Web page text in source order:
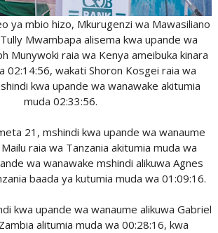
ya mbio hizo, Mkurugenzi wa Mawasiliano
Mwambapa alisema kwa upande wa
Munywoki raia wa Kenya ameibuka kinara
02:14:56, wakati Shoron Kosgei raia wa
kwa upande wa wanawake akitumia
muda 02:33:56.
21, mshindi kwa upande wa wanaume
raia wa Tanzania akitumia muda wa
wa wanawake mshindi alikuwa Agnes
baada ya kutumia muda wa 01:09:16.
kwa upande wa wanaume alikuwa Gabriel
alitumia muda wa 00:28:16, kwa